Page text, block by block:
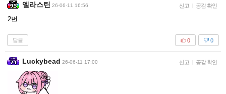
엘라스틴 26-06-11 16:56 신고 | 공감 확인
2번
답글 0
0
Luckybead 26-06-11 17:00 신고 | 공감 확인